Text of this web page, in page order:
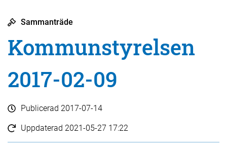
Sammanträde
Kommunstyrelsen
2017-02-09
Publicerad 2017-07-14
Uppdaterad 2021-05-27 17:22